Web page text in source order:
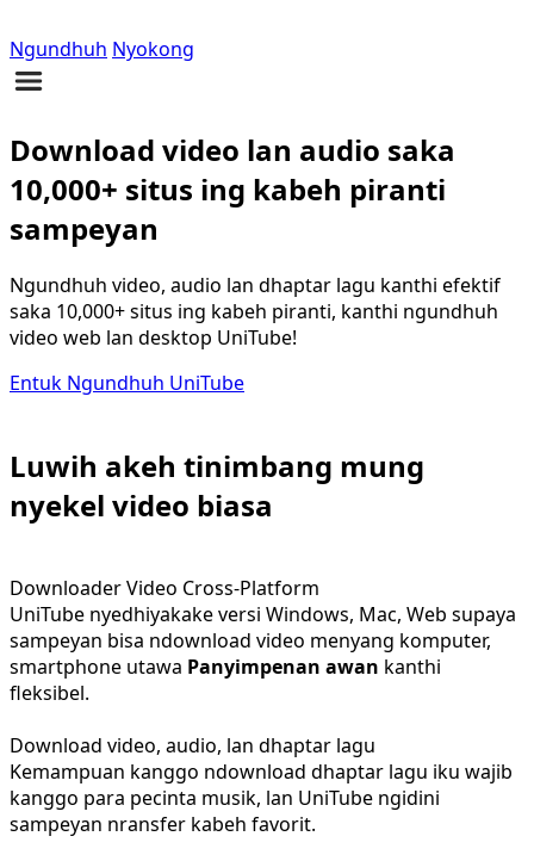
Ngundhuh Nyokong
Download video lan audio saka
10,000+ situs ing kabeh piranti
sampeyan
Ngundhuh video, audio lan dhaptar lagu kanthi efektif
saka 10,000+ situs ing kabeh piranti, kanthi ngundhuh
video web lan desktop UniTube!
Entuk Ngundhuh UniTube
Luwih akeh tinimbang mung
nyekel video biasa
Downloader Video Cross-Platform
UniTube nyedhiyakake versi Windows, Mac, Web supaya
sampeyan bisa ndownload video menyang komputer,
smartphone utawa Panyimpenan awan kanthi
fleksibel.
Download video, audio, lan dhaptar lagu
Kemampuan kanggo ndownload dhaptar lagu iku wajib
kanggo para pecinta musik, lan UniTube ngidini
sampeyan nransfer kabeh favorit.